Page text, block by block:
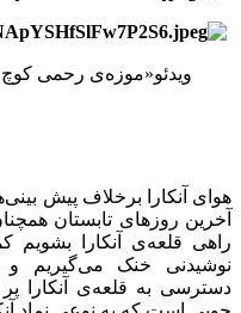
ویدئو«موزه‌ی رحمی کوچ
هوای آنکارا برخلاف پیش
آخرین روزهای تابستان
راهی قلعه‌ی آنکارا
نوشیدنی خنک می‌گیریم
دسترسی به قلعه‌ی آنکارا